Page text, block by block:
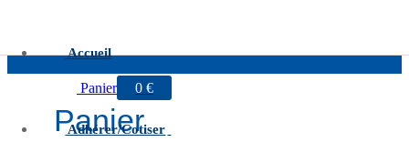
Accueil
Adhérer/Cotiser
Panier 0 €
Panier